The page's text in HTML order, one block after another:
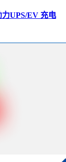
UPS/EV 充电